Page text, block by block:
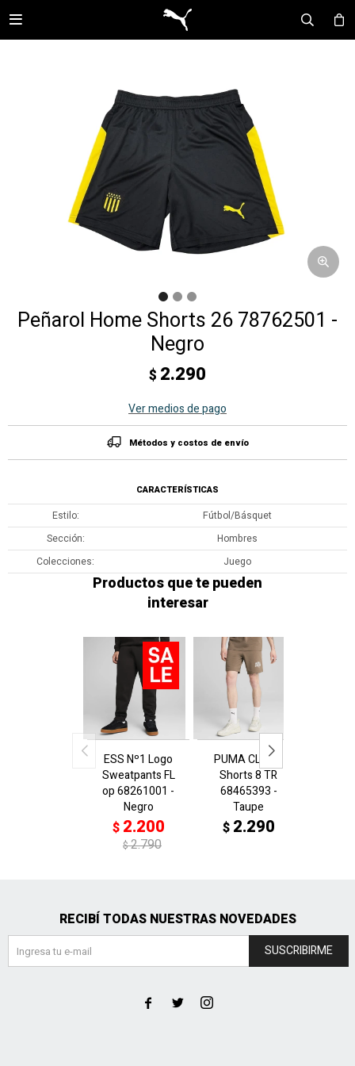

Peñarol Home Shorts 26 78762501 -
Negro
$ 2.290
Ver medios de pago
Métodos y costos de envío
CARACTERÍSTICAS
Estilo
Fútbol/Básquet
Sección
Hombres
Colecciones
Juego
Productos que te pueden
interesar
ESS Nº1 Logo
Sweatpants FL
op 68261001 -
Negro
$ 2.200
$2.790
PUMA CLASS
Shorts 8 TR
68465393 -
Taupe
$ 2.290
RECIBÍ TODAS NUESTRAS NOVEDADES
SUSCRIBIRME
  